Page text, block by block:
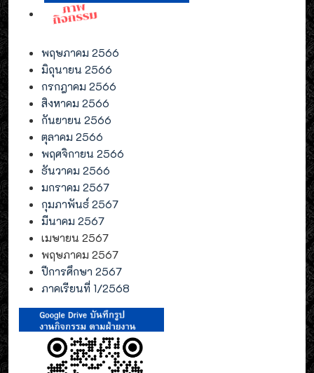
พฤษภาคม 2566
มิถุนายน 2566
กรกฎาคม 2566
สิงหาคม 2566
กันยายน 2566
ตุลาคม 2566
พฤศจิกายน 2566
ธันวาคม 2566
มกราคม 2567
กุมภาพันธ์ 2567
มีนาคม 2567
เมษายน 2567
พฤษภาคม 2567
ปีการศึกษา 2567
ภาคเรียนที่ 1/2568